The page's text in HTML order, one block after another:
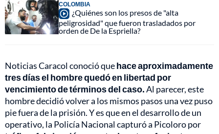
COLOMBIA
¿Quiénes son los presos de "alta
peligrosidad" que fueron trasladados por
orden de De la Espriella?
Noticias Caracol conoció quehace aproximadamente
tres días el hombre quedó en libertad por
vencimiento de términos del caso.Al parecer, este
hombre decidió volver a los mismos pasos una vez puso
pie fuera de la prisión. Y es que en el desarrollo de un
operativo, la Policía Nacional capturó a Picoloro por